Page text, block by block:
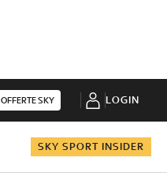
OFFERTE SKY LOGIN
SKY SPORT INSIDER